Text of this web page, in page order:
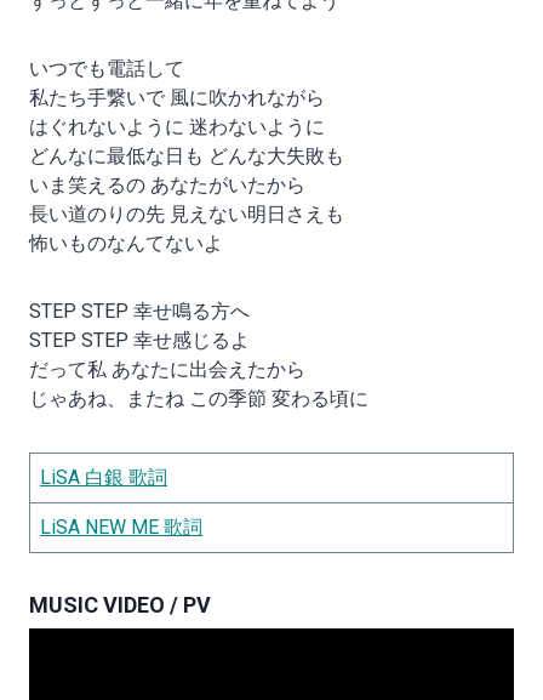
いつでも電話して
私たち手繋いで 風に吹かれながら
はぐれないように 迷わないように
どんなに最低な日も どんな大失敗も
いま笑えるの あなたがいたから
長い道のりの先 見えない明日さえも
怖いものなんてないよ
STEP STEP 幸せ鳴る方へ
STEP STEP 幸せ感じるよ
だって私 あなたに出会えたから
じゃあね、またね この季節 変わる頃に
LiSA 白銀 歌詞
LiSA NEW ME 歌詞
MUSIC VIDEO / PV